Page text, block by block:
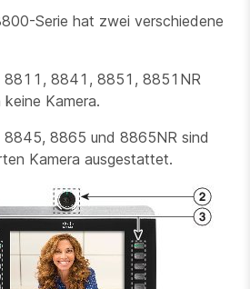
Serie hat zwei verschiedene
8811, 8841, 8851, 8851NR
Kamera.
8845, 8865 und 8865NR sind
Kamera ausgestattet.